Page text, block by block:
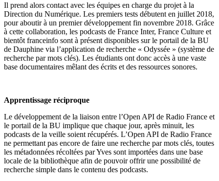
Il prend alors contact avec les équipes en charge du projet à la
Direction du Numérique. Les premiers tests débutent en juillet 2018,
pour aboutir à un premier développement fin novembre 2018. Grâce
à cette collaboration, les podcasts de France Inter, France Culture et
bientôt franceinfo sont à présent disponibles sur le portail de la BU
de Dauphine via l’application de recherche « Odyssée » (système de
recherche par mots clés). Les étudiants ont donc accès à une vaste
base documentaires mêlant des écrits et des ressources sonores.
Apprentissage réciproque
Le développement de la liaison entre l’Open API de Radio France et
le portail de la BU implique que chaque jour, après minuit, les
podcasts de la veille soient récupérés. L’Open API de Radio France
ne permettant pas encore de faire une recherche par mots clés, toutes
les métadonnées récoltées par Yves sont importées dans une base
locale de la bibliothèque afin de pouvoir offrir une possibilité de
recherche simple dans le contenu des podcasts.